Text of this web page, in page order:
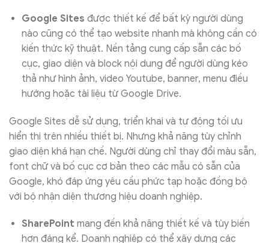
Google Sites được thiết kế để bất kỳ người dùng
nào cũng có thể tạo website nhanh mà không cần có
kiến thức kỹ thuật. Nền tảng cung cấp sẵn các bố
cục, giao diện và block nội dung để người dùng kéo
thả như hình ảnh, video Youtube, banner, menu điều
hướng hoặc tài liệu từ Google Drive.
Google Sites dễ sử dụng, triển khai và tự động tối ưu
hiển thị trên nhiều thiết bị. Nhưng khả năng tùy chỉnh
giao diện khá hạn chế. Người dùng chỉ thay đổi màu sẵn,
font chữ và bố cục cơ bản theo các mẫu có sẵn của
Google, khó đáp ứng yêu cầu phức tạp hoặc đồng bộ
với bộ nhận diện thương hiệu doanh nghiệp.
SharePoint mang đến khả năng thiết kế và tùy biến
hơn đáng kể. Doanh nghiệp có thể xây dựng các